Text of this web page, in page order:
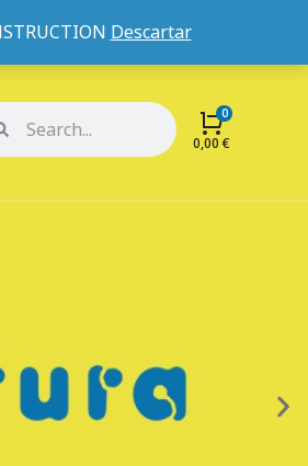
Descartar
0,00€